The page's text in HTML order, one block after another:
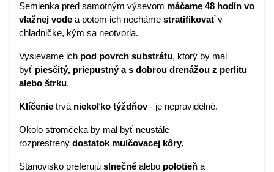
Semienka pred samotným výsevom máčame 48 hodín vo
vlažnej vode a potom ich necháme stratifikovaťv
chladničke, kým sa neotvoria.
Vysievame ich pod povrch substrátu, ktorý by mal
byť piesčitý, priepustný a s dobrou drenážou z perlitu
alebo štrku.
Klíčenie trvá niekoľko týždňov- je nepravidelné.
Okolo stromčeka by mal byť neustále
rozprestrený dostatok mulčovacej kôry.
Stanovisko preferujú slnečné alebo polotieň a